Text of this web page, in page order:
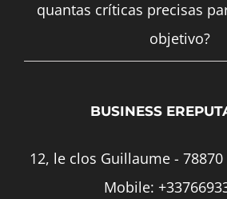
quantas críticas precisas
objetivo?
BUSINESS
12, le clos Guillaume - 78870
Mobile: